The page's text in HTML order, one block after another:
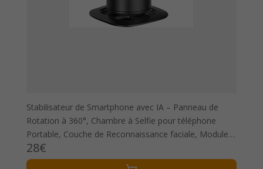
Stabilisateur de Smartphone avec IA – Panneau de
Rotation à 360°, Chambre à Selfie pour téléphone
Portable, Couche de Reconnaissance faciale, Module
de création de Contenu cinéaste | pour
28€